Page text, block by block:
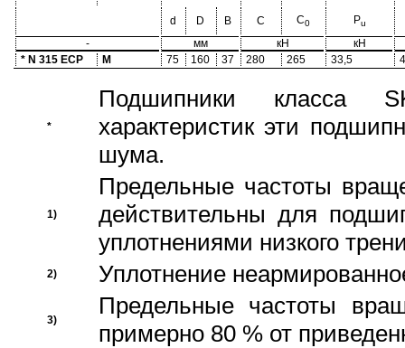
d D B C C0 Pu
- мм кН
кН
* N 315 ECP
M 75 160 37 280 265 33,5
*
Подшипники класса
характеристик эти
шума.
1)
Предельные частоты
действительны для
уплотнениями низкого
2) Уплотнение
3)
Предельные частоты
примерно 80 % от